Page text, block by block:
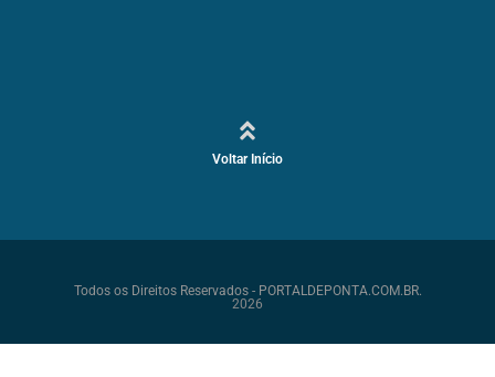
Voltar Início
Todos os Direitos Reservados - PORTALDEPONTA.COM.BR.
2026